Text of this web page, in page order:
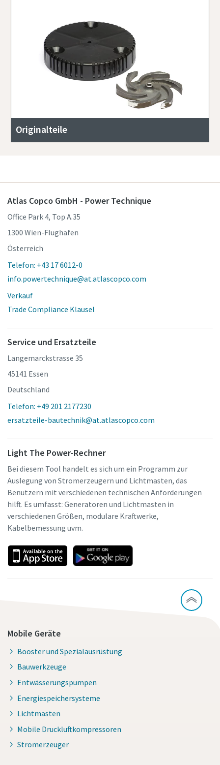
Originalteile
Atlas Copco GmbH - Power Technique
Office Park 4, Top A.35
1300 Wien-Flughafen
Österreich
Telefon: +43 17 6012-0
info.powertechnique@at.atlascopco.com
Verkauf
Trade Compliance Klausel
Service und Ersatzteile
Langemarckstrasse 35
45141 Essen
Deutschland
Telefon: +49 201 2177230
ersatzteile-bautechnik@at.atlascopco.com
Light The Power-Rechner
Bei diesem Tool handelt es sich um ein Programm zur
Auslegung von Stromerzeugern und Lichtmasten, das
Benutzern mit verschiedenen technischen Anforderungen
hilft. Es umfasst: Generatoren und Lichtmasten in
verschiedenen Größen, modulare Kraftwerke,
Kabelbemessung uvm.
Mobile Geräte
Booster und Spezialausrüstung
Bauwerkzeuge
Entwässerungspumpen
Energiespeichersysteme
Lichtmasten
Mobile Druckluftkompressoren
Stromerzeuger